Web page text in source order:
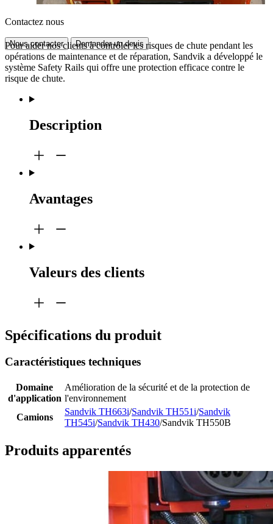
Contactez nous
Nous contacter Demander un devis
Pour aider nos clients à contrôler les risques de chute pendant les
opérations de maintenance et de réparation, Sandvik a développé le
système Safety Rails qui offre une protection efficace contre le
risque de chute.
Description
Avantages
Valeurs des clients
Spécifications du produit
Caractéristiques techniques
Domaine
d'application
Amélioration de la sécurité et de la protection de
l'environnement
Camions
Sandvik TH663i/Sandvik TH551i/Sandvik
TH545i/Sandvik TH430/Sandvik TH550B
Produits apparentés